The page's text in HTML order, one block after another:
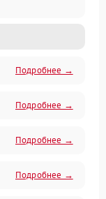
Подробнее →
Подробнее →
Подробнее →
Подробнее →